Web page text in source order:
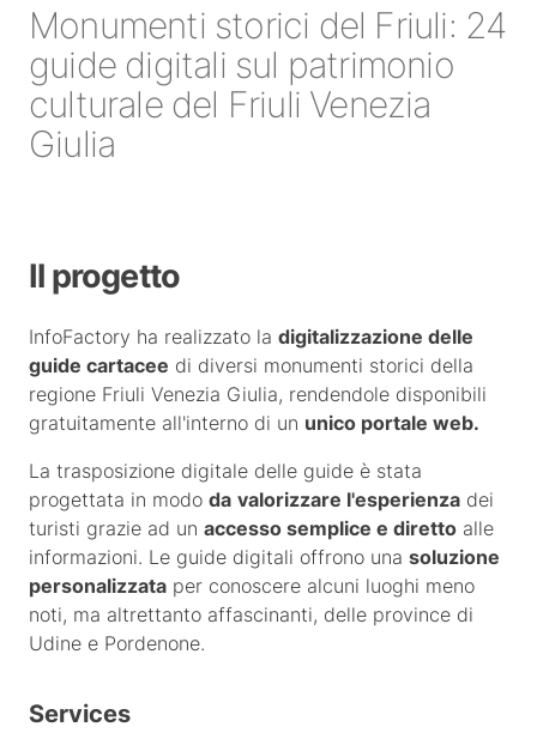
Monumenti storici del Friuli: 24
guide digitali sul patrimonio
culturale del Friuli Venezia
Giulia
Il progetto
InfoFactory ha realizzato la digitalizzazione delle
guide cartacee di diversi monumenti storici della
regione Friuli Venezia Giulia, rendendole disponibili
gratuitamente all'interno di un unico portale web.
La trasposizione digitale delle guide è stata
progettata in modo da valorizzare l'esperienza dei
turisti grazie ad un accesso semplice e diretto alle
informazioni. Le guide digitali offrono una soluzione
personalizzata per conoscere alcuni luoghi meno
noti, ma altrettanto affascinanti, delle province di
Udine e Pordenone.
Services